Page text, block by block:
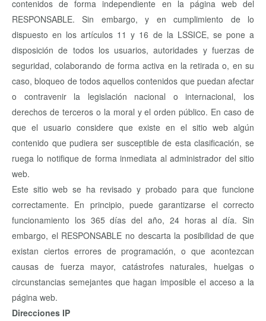
contenidos de forma independiente en la página web del
RESPONSABLE. Sin embargo, y en cumplimiento de lo
dispuesto en los artículos 11 y 16 de la LSSICE, se pone a
disposición de todos los usuarios, autoridades y fuerzas de
seguridad, colaborando de forma activa en la retirada o, en su
caso, bloqueo de todos aquellos contenidos que puedan afectar
o contravenir la legislación nacional o internacional, los
derechos de terceros o la moral y el orden público. En caso de
que el usuario considere que existe en el sitio web algún
contenido que pudiera ser susceptible de esta clasificación, se
ruega lo notifique de forma inmediata al administrador del sitio
web.
Este sitio web se ha revisado y probado para que funcione
correctamente. En principio, puede garantizarse el correcto
funcionamiento los 365 días del año, 24 horas al día. Sin
embargo, el RESPONSABLE no descarta la posibilidad de que
existan ciertos errores de programación, o que acontezcan
causas de fuerza mayor, catástrofes naturales, huelgas o
circunstancias semejantes que hagan imposible el acceso a la
página web.
Direcciones IP